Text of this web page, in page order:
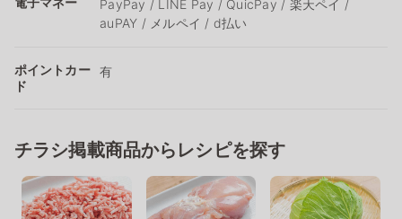
PayPay / LINE Pay / QuicPay / 楽天ペイ /
auPAY / メルペイ / d払い
ポイントカー
ド
有
チラシ掲載商品からレシピを探す